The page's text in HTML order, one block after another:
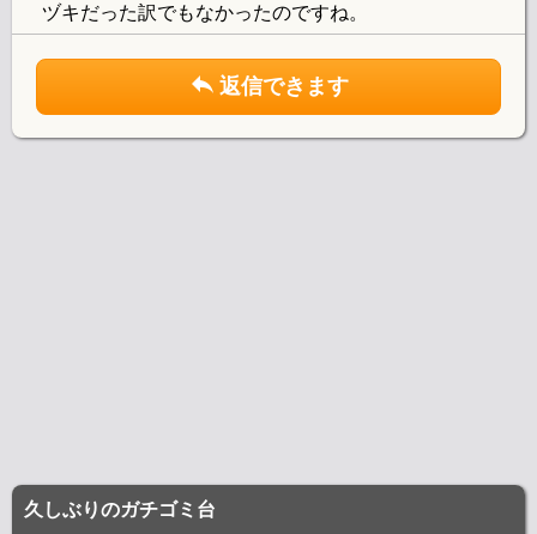
ヅキだった訳でもなかったのですね。
返信できます
久しぶりのガチゴミ台